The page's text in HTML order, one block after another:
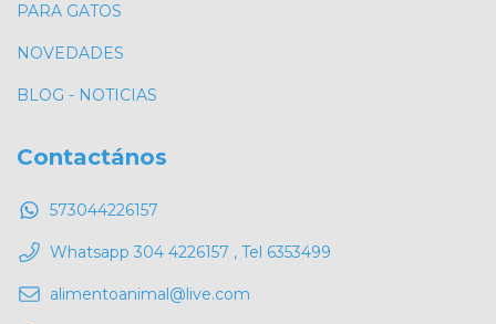
PARA GATOS
NOVEDADES
BLOG - NOTICIAS
Contactános
573044226157
Whatsapp 304 4226157 , Tel 6353499
alimentoanimal@live.com